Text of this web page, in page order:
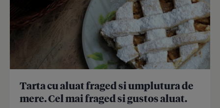
Tarta cu aluat fraged si umplutura de
mere. Cel mai fraged si gustos aluat.